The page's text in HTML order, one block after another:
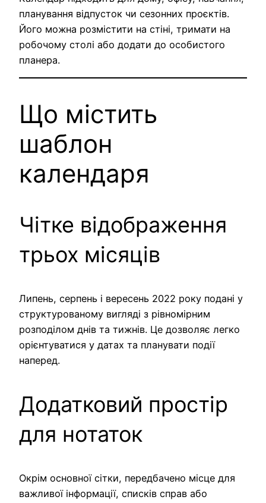
планування відпусток чи сезонних проєктів.
Його можна розмістити на стіні, тримати на
робочому столі або додати до особистого
планера.
Що містить
шаблон
календаря
Чітке відображення
трьох місяців
Липень, серпень і вересень 2022 року подані у
структурованому вигляді з рівномірним
розподілом днів та тижнів. Це дозволяє легко
орієнтуватися у датах та планувати події
наперед.
Додатковий простір
для нотаток
Окрім основної сітки, передбачено місце для
важливої інформації, списків справ або